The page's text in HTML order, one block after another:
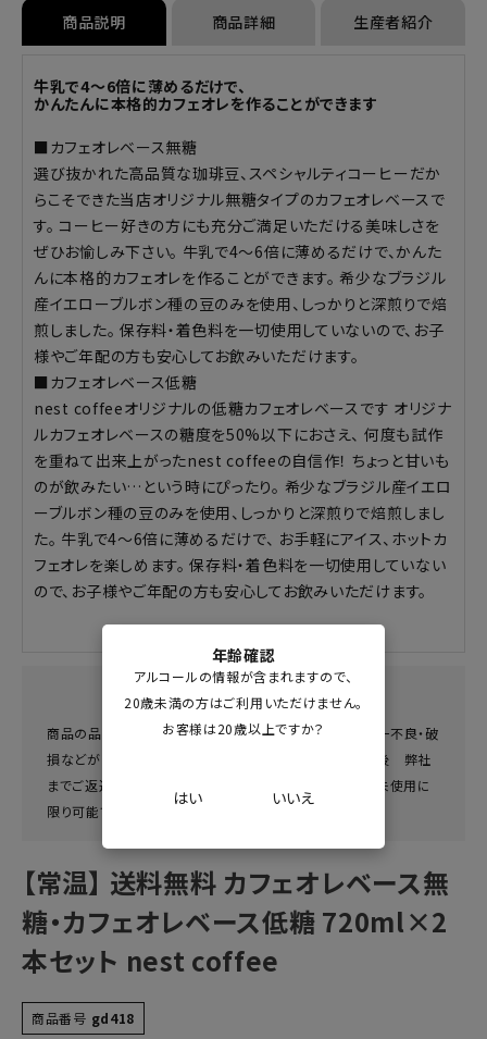
年齢確認
アルコールの情報が含まれますので、
20歳未満の方はご利用いただけません。
お客様は20歳以上ですか？
はい いいえ
商品説明 商品詳細 生産者紹介
牛乳で4～6倍に薄めるだけで、
かんたんに本格的カフェオレを作ることができます
■カフェオレベース無糖
選び抜かれた高品質な珈琲豆、スペシャルティコーヒーだか
らこそできた当店オリジナル無糖タイプのカフェオレベースで
す。 コーヒー好きの方にも充分ご満足いただける美味しさを
ぜひお愉しみ下さい。 牛乳で4～6倍に薄めるだけで、かんた
んに本格的カフェオレを作ることができます。 希少なブラジル
産イエローブルボン種の豆のみを使用、しっかりと深煎りで焙
煎しました。 保存料・着色料を一切使用していないので、お子
様やご年配の方も安心してお飲みいただけます。
■カフェオレベース低糖
nest coffeeオリジナルの低糖カフェオレベースです オリジナ
ルカフェオレベースの糖度を50%以下におさえ、 何度も試作
を重ねて出来上がったnest coffeeの自信作！ ちょっと甘いも
のが飲みたい…という時にぴったり。 希少なブラジル産イエロ
ーブルボン種の豆のみを使用、しっかりと深煎りで焙煎しまし
た。 牛乳で4〜6倍に薄めるだけで、 お手軽にアイス、ホットカ
フェオレを楽しめます。 保存料・着色料を一切使用していない
ので、お子様やご年配の方も安心してお飲みいただけます。
返品・交換について
商品の品質につきましては、万全を期しておりますが、万一不良・破
損などがございましたら、商品到着後、７日以内にご連絡後 弊社
までご返送ください。返品・交換につきましては、未開封・未使用に
限り可能です。
【常温】 送料無料 カフェオレベース無
糖・カフェオレベース低糖 720ml×2
本セット nest coffee
商品番号 gd418